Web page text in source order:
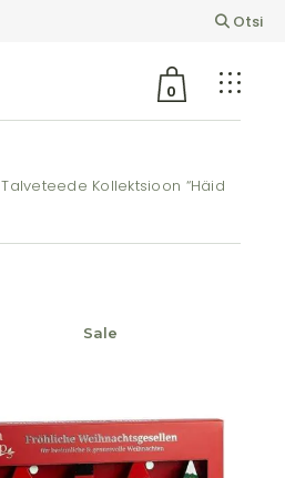
Otsi
0
Talveteede Kollektsioon “Häid
Sale